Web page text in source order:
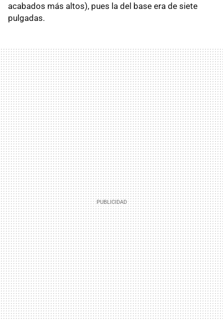
acabados más altos), pues la del base era de siete
pulgadas.